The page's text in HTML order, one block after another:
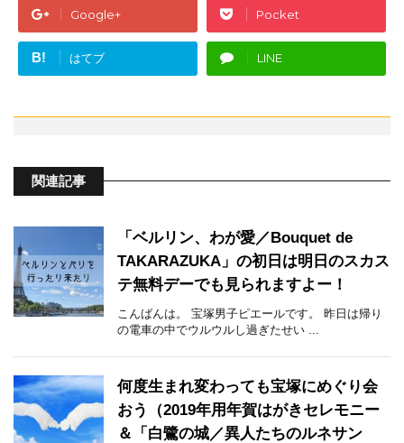
Google+ Pocket
B! はてブ LINE
関連記事
「ベルリン、わが愛／Bouquet de
TAKARAZUKA」の初日は明日のスカス
テ無料デーでも見られますよー！
こんばんは。 宝塚男子ピエールです。 昨日は帰り
の電車の中でウルウルし過ぎたせい ...
何度生まれ変わっても宝塚にめぐり会
おう（2019年用年賀はがきセレモニー
＆「白鷺の城／異人たちのルネサン